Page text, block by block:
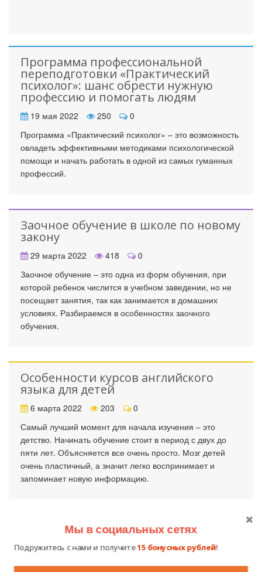
Программа профессиональной
переподготовки «Практический
психолог»: шанс обрести нужную
профессию и помогать людям
19 мая 2022 250
0
Программа «Практический психолог» – это возможность
овладеть эффективными методиками психологической
помощи и начать работать в одной из самых гуманных
профессий.
Заочное обучение в школе по новому
закону
29 марта 2022 418
0
Заочное обучение – это одна из форм обучения, при
которой ребенок числится в учебном заведении, но не
посещает занятия, так как занимается в домашних
условиях. Разбираемся в особенностях заочного
обучения.
Особенности курсов английского
языка для детей
6 марта 2022 203
0
Самый лучший момент для начала изучения – это
детство. Начинать обучение стоит в период с двух до
пяти лет. Объясняется все очень просто. Мозг детей
очень пластичный, а значит легко воспринимает и
запоминает новую информацию.
Мы в социальных сетях
Подружитесь с нами и получите15 бонусных рублей!